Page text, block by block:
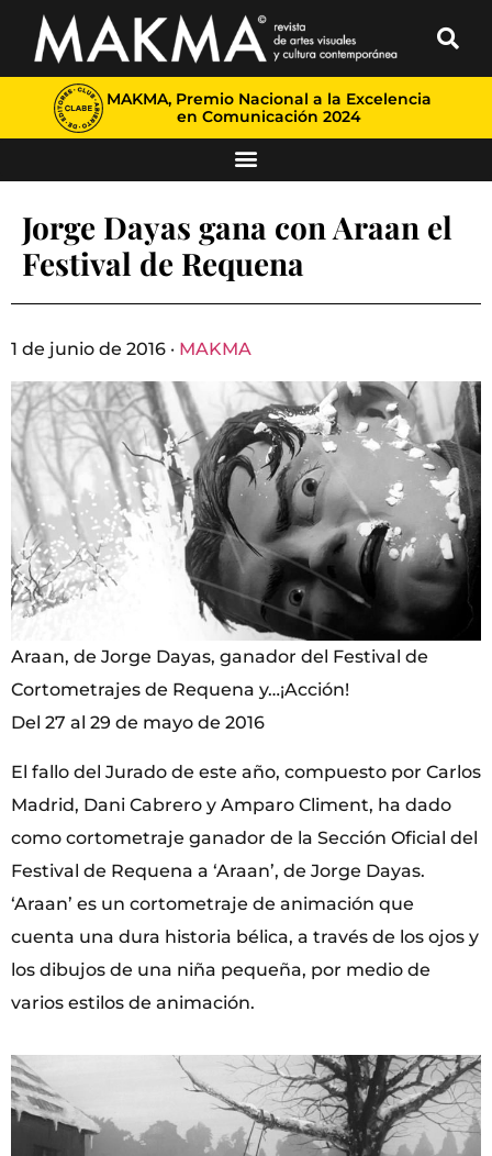
MAKMA, Premio Nacional a la Excelencia
en Comunicación 2024
Jorge Dayas gana con Araan el
Festival de Requena
1 de junio de 2016 · MAKMA
Araan, de Jorge Dayas, ganador del Festival de
Cortometrajes de Requena y…¡Acción!
Del 27 al 29 de mayo de 2016
El fallo del Jurado de este año, compuesto por Carlos
Madrid, Dani Cabrero y Amparo Climent, ha dado
como cortometraje ganador de la Sección Oficial del
Festival de Requena a ‘Araan’, de Jorge Dayas.
‘Araan’ es un cortometraje de animación que
cuenta una dura historia bélica, a través de los ojos y
los dibujos de una niña pequeña, por medio de
varios estilos de animación.